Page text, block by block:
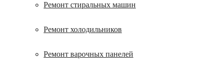
Ремонт стиральных машин
Ремонт холодильников
Ремонт варочных панелей